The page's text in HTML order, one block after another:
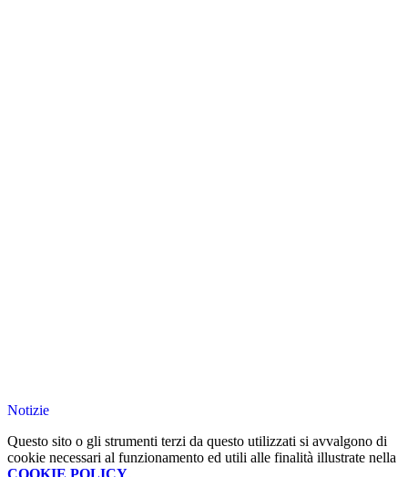
Notizie
Questo sito o gli strumenti terzi da questo utilizzati si avvalgono di
cookie necessari al funzionamento ed utili alle finalità illustrate nella